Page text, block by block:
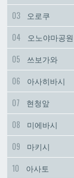
03
오로쿠
04
오노야마공원
05
쓰보가와
06
아사히바시
07
현청앞
08
미에바시
09
마키시
10
아사토